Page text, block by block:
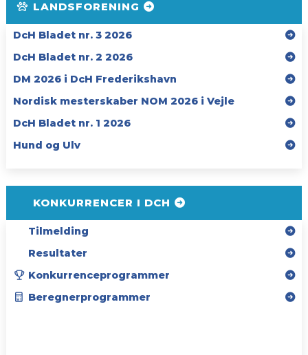
LANDSFORENING
DcH Bladet nr. 3 2026
DcH Bladet nr. 2 2026
DM 2026 i DcH Frederikshavn
Nordisk mesterskaber NOM 2026 i Vejle
DcH Bladet nr. 1 2026
Hund og Ulv
KONKURRENCER I DCH
Tilmelding
Resultater
Konkurrenceprogrammer
Beregnerprogrammer